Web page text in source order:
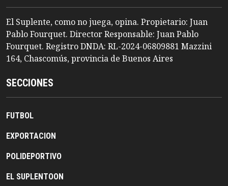
El Suplente, como no juega, opina. Propietario: Juan
Pablo Fourquet. Director Responsable: Juan Pablo
Fourquet. Registro DNDA: RL-2024-06809881 Mazzini
164, Chascomús, provincia de Buenos Aires
SECCIONES
FUTBOL
EXPORTACION
POLIDEPORTIVO
EL SUPLENTOON